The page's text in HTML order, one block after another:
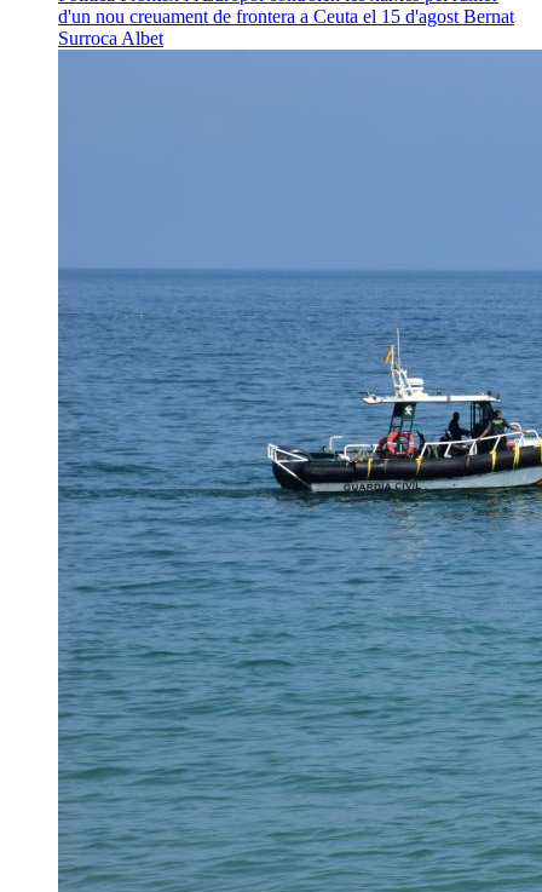
d'un nou creuament de frontera a Ceuta el 15 d'agost Bernat
Surroca Albet